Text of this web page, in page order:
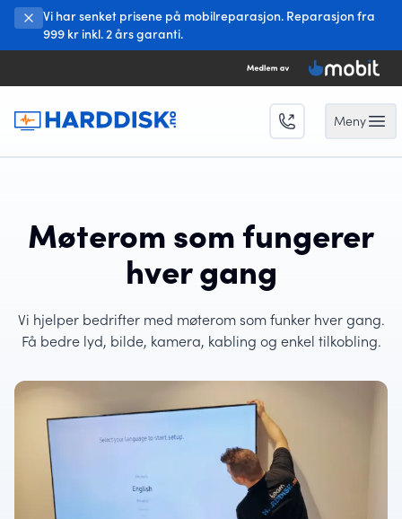
Vi har senket prisene på mobilreparasjon. Reparasjon fra
999 kr inkl. 2 års garanti.
MenyOpen
Møterom som fungerer
hver gang
Vi hjelper bedrifter med møterom som funker hver gang.
Få bedre lyd, bilde, kamera, kabling og enkel tilkobling.